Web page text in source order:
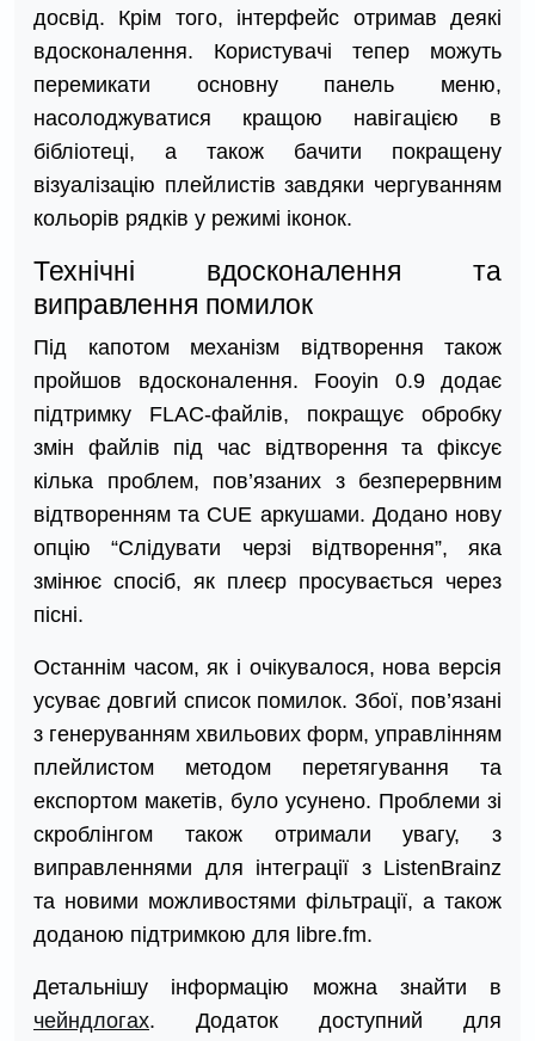
досвід. Крім того, інтерфейс отримав деякі
вдосконалення. Користувачі тепер можуть
перемикати основну панель меню,
насолоджуватися кращою навігацією в
бібліотеці, а також бачити покращену
візуалізацію плейлистів завдяки чергуванням
кольорів рядків у режимі іконок.
Технічні вдосконалення та
виправлення помилок
Під капотом механізм відтворення також
пройшов вдосконалення. Fooyin 0.9 додає
підтримку FLAC-файлів, покращує обробку
змін файлів під час відтворення та фіксує
кілька проблем, пов’язаних з безперервним
відтворенням та CUE аркушами. Додано нову
опцію “Слідувати черзі відтворення”, яка
змінює спосіб, як плеєр просувається через
пісні.
Останнім часом, як і очікувалося, нова версія
усуває довгий список помилок. Збої, пов’язані
з генеруванням хвильових форм, управлінням
плейлистом методом перетягування та
експортом макетів, було усунено. Проблеми зі
скроблінгом також отримали увагу, з
виправленнями для інтеграції з ListenBrainz
та новими можливостями фільтрації, а також
доданою підтримкою для libre.fm.
Детальнішу інформацію можна знайти в
чейндлогах. Додаток доступний для